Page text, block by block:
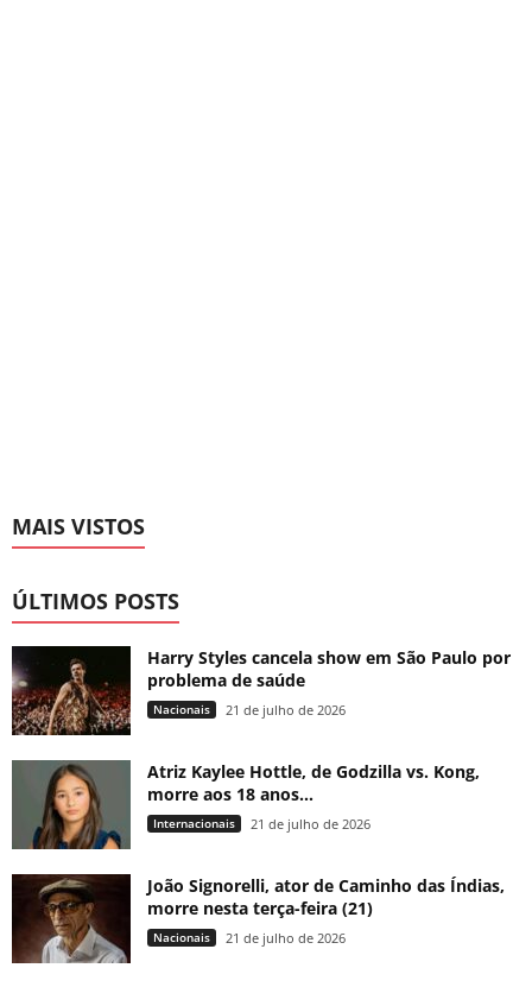
MAIS VISTOS
ÚLTIMOS POSTS
Harry Styles cancela show em São Paulo por
problema de saúde
Nacionais 21 de julho de 2026
Atriz Kaylee Hottle, de Godzilla vs. Kong,
morre aos 18 anos...
Internacionais 21 de julho de 2026
João Signorelli, ator de Caminho das Índias,
morre nesta terça-feira (21)
Nacionais 21 de julho de 2026